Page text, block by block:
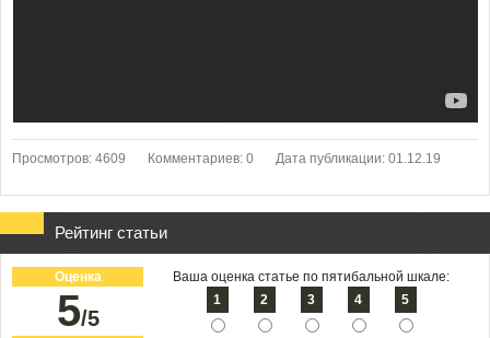
Просмотров: 4609 Комментариев: 0 Дата публикации: 01.12.19
Рейтинг статьи
Оценка
5/5
Ваша оценка статье по пятибальной шкале:
1
2 3 4 5